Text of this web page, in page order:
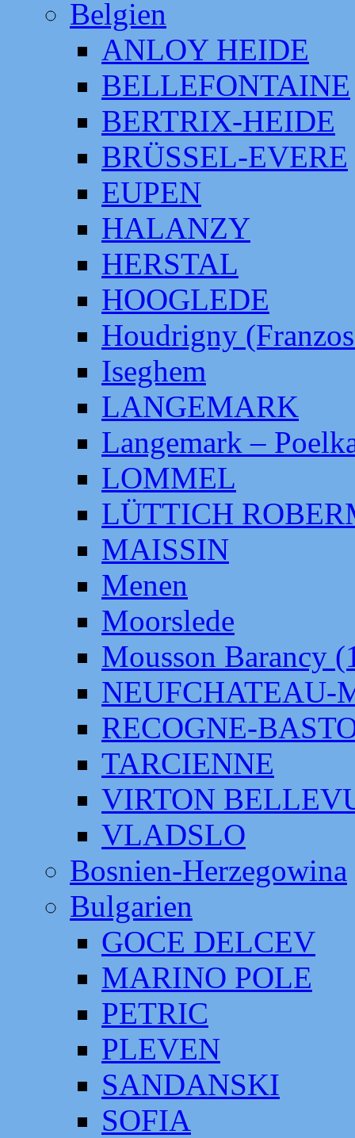
Belgien
ANLOY HEIDE
BELLEFONTAINE
BERTRIX-HEIDE
BRÜSSEL-EVERE
EUPEN
HALANZY
HERSTAL
HOOGLEDE
Houdrigny
Iseghem
LANGEMARK
Langemark –
LOMMEL
LÜTTICH
MAISSIN
Menen
Moorslede
Mousson Barancy
NEUFCHATEAU-
RECOGNE-
TARCIENNE
VIRTON
VLADSLO
Bosnien-Herzegowina
Bulgarien
GOCE DELCEV
MARINO POLE
PETRIC
PLEVEN
SANDANSKI
SOFIA